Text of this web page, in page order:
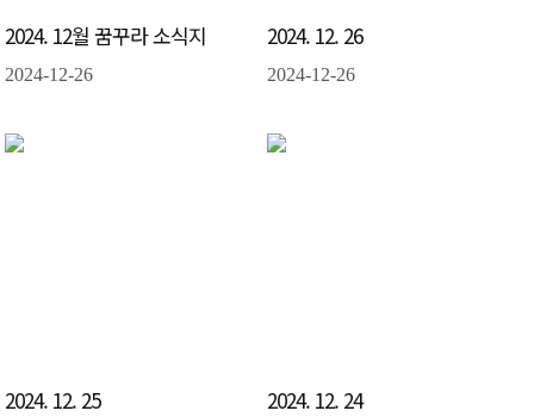
2024. 12월 꿈꾸라 소식지
2024-12-26
2024. 12. 26
2024-12-26
2024. 12. 25 2024. 12. 24